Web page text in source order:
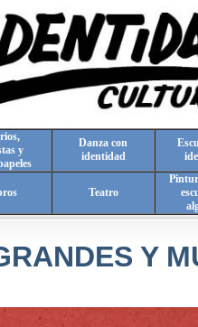
y
Danza con
identidad
Teatro
Y